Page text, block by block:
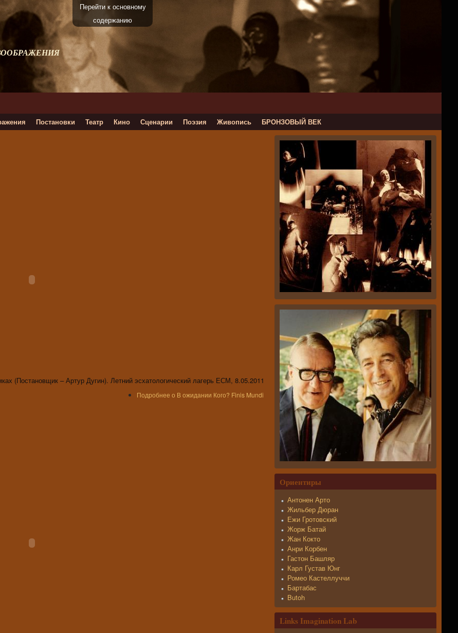
Перейти к основному
содержанию
Постановки Театр Кино Сценарии Поэзия Живопись БРОНЗОВЫЙ ВЕК
(Постановщик – Артур Дугин). Летний эсхатологический лагерь ЕСМ, 8.05.2011
Подробнее о В ожидании Кого? Finis Mundi
Ориентиры
Антонен Арто
Жильбер Дюран
Ежи Гротовский
Жорж Батай
Жан Кокто
Анри Корбен
Гастон Башляр
Карл Густав Юнг
Ромео Кастеллуччи
Бартабас
Butoh
Links Imagination Lab